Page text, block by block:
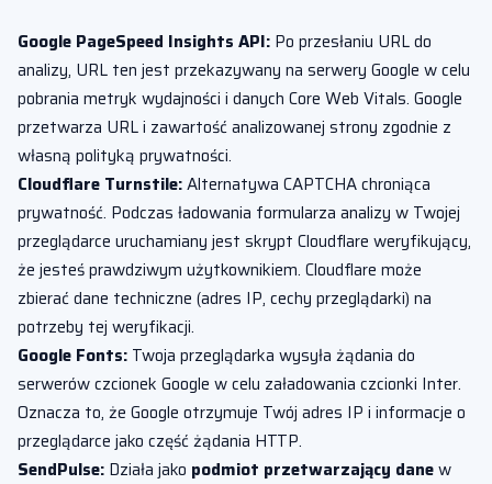
Google PageSpeed Insights API: Po przesłaniu URL do
analizy, URL ten jest przekazywany na serwery Google w celu
pobrania metryk wydajności i danych Core Web Vitals. Google
przetwarza URL i zawartość analizowanej strony zgodnie z
własną polityką prywatności.
Cloudflare Turnstile:Alternatywa CAPTCHA chroniąca
prywatność. Podczas ładowania formularza analizy w Twojej
przeglądarce uruchamiany jest skrypt Cloudflare weryfikujący,
że jesteś prawdziwym użytkownikiem. Cloudflare może
zbierać dane techniczne (adres IP, cechy przeglądarki) na
potrzeby tej weryfikacji.
Google Fonts: Twoja przeglądarka wysyła żądania do
serwerów czcionek Google w celu załadowania czcionki Inter.
Oznacza to, że Google otrzymuje Twój adres IP i informacje o
przeglądarce jako część żądania HTTP.
SendPulse: Działa jako podmiot przetwarzający danew